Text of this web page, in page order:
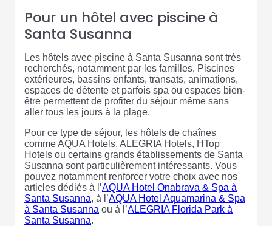
Pour un hôtel avec piscine à
Santa Susanna
Les hôtels avec piscine à Santa Susanna sont très
recherchés, notamment par les familles. Piscines
extérieures, bassins enfants, transats, animations,
espaces de détente et parfois spa ou espaces bien-
être permettent de profiter du séjour même sans
aller tous les jours à la plage.
Pour ce type de séjour, les hôtels de chaînes
comme AQUA Hotels, ALEGRIA Hotels, HTop
Hotels ou certains grands établissements de Santa
Susanna sont particulièrement intéressants. Vous
pouvez notamment renforcer votre choix avec nos
articles dédiés à l’AQUA Hotel Onabrava & Spa à
Santa Susanna, à l’AQUA Hotel Aquamarina & Spa
à Santa Susanna ou à l’ALEGRIA Florida Park à
Santa Susanna.